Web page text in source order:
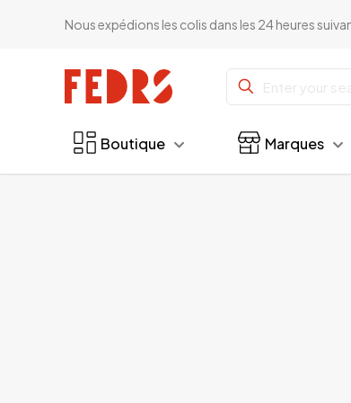
Nous expédions les colis dans les 24 heures
Boutique Marques